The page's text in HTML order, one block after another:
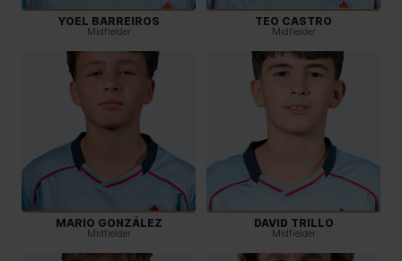
YOEL BARREIROS
Midfielder
TEO CASTRO
Midfielder
MARIO GONZÁLEZ
Midfielder
DAVID TRILLO
Midfielder